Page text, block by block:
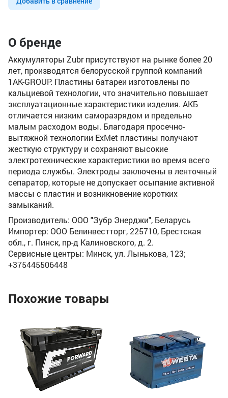
О бренде
Аккумуляторы Zubr присутствуют на рынке более 20
лет, производятся белорусской группой компаний
1AK-GROUP. Пластины батареи изготовлены по
кальциевой технологии, что значительно повышает
эксплуатационные характеристики изделия. АКБ
отличается низким саморазрядом и предельно
малым расходом воды. Благодаря просечно-
вытяжной технологии ExMet пластины получают
жесткую структуру и сохраняют высокие
электротехнические характеристики во время всего
периода службы. Электроды заключены в ленточный
сепаратор, которые не допускает осыпание активной
массы с пластин и возникновение коротких
замыканий.
Производитель: ООО "Зубр Энерджи", Беларусь
Импортер: ООО Белинвестторг, 225710, Брестская
обл., г. Пинск, пр-д Калиновского, д. 2.
Сервисные центры: Минск, ул. Лынькова, 123;
+375445506448
Похожие товары